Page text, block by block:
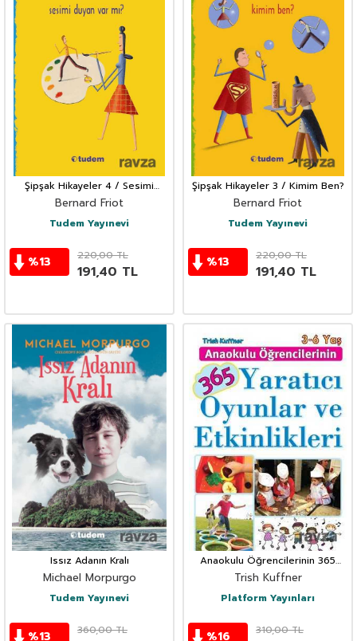
Şipşak Hikayeler 4 / Sesimi
Duyan Var mı?
Bernard Friot
Tudem Yayınevi
%13 220,00TL
191,40 TL
Şipşak Hikayeler 3 / Kimim Ben?
Bernard Friot
Tudem Yayınevi
%13 220,00TL
191,40 TL
Issız Adanın Kralı
Michael Morpurgo
Tudem Yayınevi
%13 360,00TL
Anaokulu Öğrencilerinin 365
Yaratıcı Oyunlar ve Etkinlikleri
Trish Kuffner
Platform Yayınları
%16 310,00TL